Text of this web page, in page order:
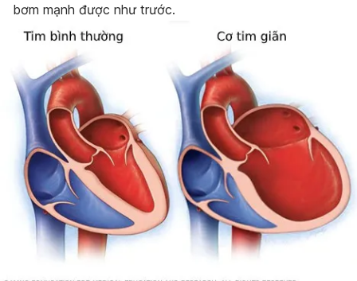
bơm mạnh được như trước.